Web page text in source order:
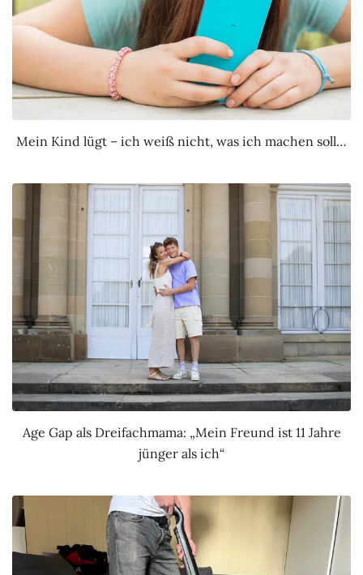
Mein Kind lügt – ich weiß nicht, was ich machen soll…
Age Gap als Dreifachmama: „Mein Freund ist 11 Jahre
jünger als ich“